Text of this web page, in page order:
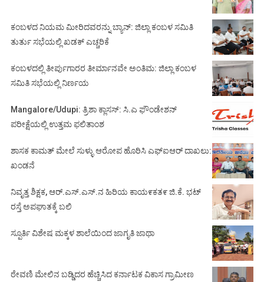
ಕಂಬಳದ ನಿಯಮ ಮೀರಿದವರನ್ನು ಬ್ಯಾನ್: ಜಿಲ್ಲಾ ಕಂಬಳ ಸಮಿತಿ
ತುರ್ತು ಸಭೆಯಲ್ಲಿ ಖಡಕ್ ಎಚ್ಚರಿಕೆ
ಕಂಬಳದಲ್ಲಿ ತೀರ್ಪುಗಾರರ ತೀರ್ಮಾನವೇ ಅಂತಿಮ: ಜಿಲ್ಲಾ ಕಂಬಳ
ಸಮಿತಿ ಸಭೆಯಲ್ಲಿ ನಿರ್ಣಯ
Mangalore/Udupi: ತ್ರಿಶಾ ಕ್ಲಾಸಸ್: ಸಿ.ಎ ಫೌಂಡೇಶನ್
ಪರೀಕ್ಷೆಯಲ್ಲಿ ಉತ್ತಮ ಫಲಿತಾಂಶ
ಶಾಸಕ ಕಾಮತ್ ಮೇಲೆ ಸುಳ್ಳು ಆರೋಪ ಹೊರಿಸಿ ಎಫ್‌ಐಆರ್ ದಾಖಲು:
ಖಂಡನೆ
ನಿವೃತ್ತ ಶಿಕ್ಷಕ, ಆರ್.ಎಸ್.ಎಸ್.ನ ಹಿರಿಯ ಕಾಯ೯ಕತ೯ ಜಿ.ಕೆ. ಭಟ್
ರಸ್ತೆ ಅಪಘಾತಕ್ಕೆ ಬಲಿ
ಸ್ಪೂರ್ತಿ ವಿಶೇಷ ಮಕ್ಕಳ ಶಾಲೆಯಿಂದ ಜಾಗೃತಿ ಜಾಥಾ
ಠೇವಣಿ ಮೇಲಿನ ಬಡ್ಡಿದರ ಹೆಚ್ಚಿಸಿದ ಕರ್ನಾಟಕ ವಿಕಾಸ ಗ್ರಾಮೀಣ